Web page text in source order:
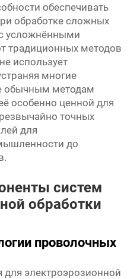
обеспечивать
обработке сложных
усложнёнными
традиционных методов
использует
многие
обычным методам
особенно ценной для
точных
для
до
систем
обработки
проволочных
электроэрозионной